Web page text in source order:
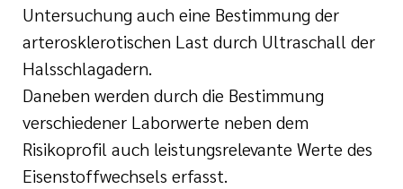
Untersuchung auch eine Bestimmung der
arterosklerotischen Last durch Ultraschall der
Halsschlagadern.
Daneben werden durch die Bestimmung
verschiedener Laborwerte neben dem
Risikoprofil auch leistungsrelevante Werte des
Eisenstoffwechsels erfasst.